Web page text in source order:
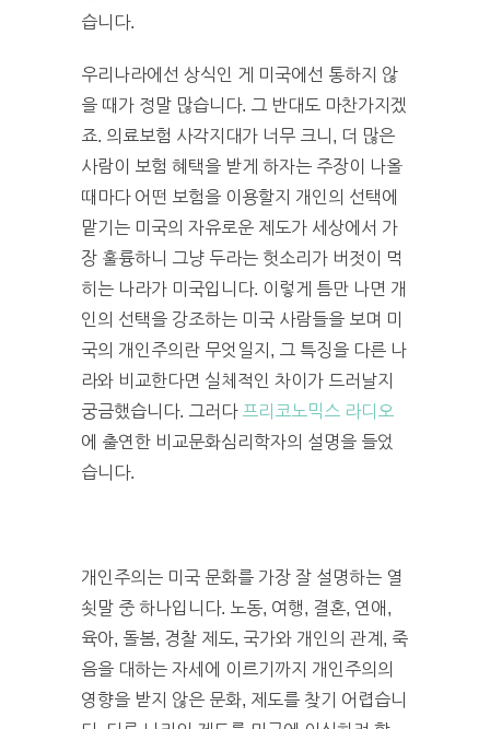
습니다.
우리나라에선 상식인 게 미국에선 통하지 않
을 때가 정말 많습니다. 그 반대도 마찬가지겠
죠. 의료보험 사각지대가 너무 크니, 더 많은
사람이 보험 혜택을 받게 하자는 주장이 나올
때마다 어떤 보험을 이용할지 개인의 선택에
맡기는 미국의 자유로운 제도가 세상에서 가
장 훌륭하니 그냥 두라는 헛소리가 버젓이 먹
히는 나라가 미국입니다. 이렇게 틈만 나면 개
인의 선택을 강조하는 미국 사람들을 보며 미
국의 개인주의란 무엇일지, 그 특징을 다른 나
라와 비교한다면 실체적인 차이가 드러날지
궁금했습니다. 그러다 프리코노믹스 라디오
에 출연한 비교문화심리학자의 설명을 들었
습니다.
개인주의는 미국 문화를 가장 잘 설명하는 열
쇳말 중 하나입니다. 노동, 여행, 결혼, 연애,
육아, 돌봄, 경찰 제도, 국가와 개인의 관계, 죽
음을 대하는 자세에 이르기까지 개인주의의
영향을 받지 않은 문화, 제도를 찾기 어렵습니